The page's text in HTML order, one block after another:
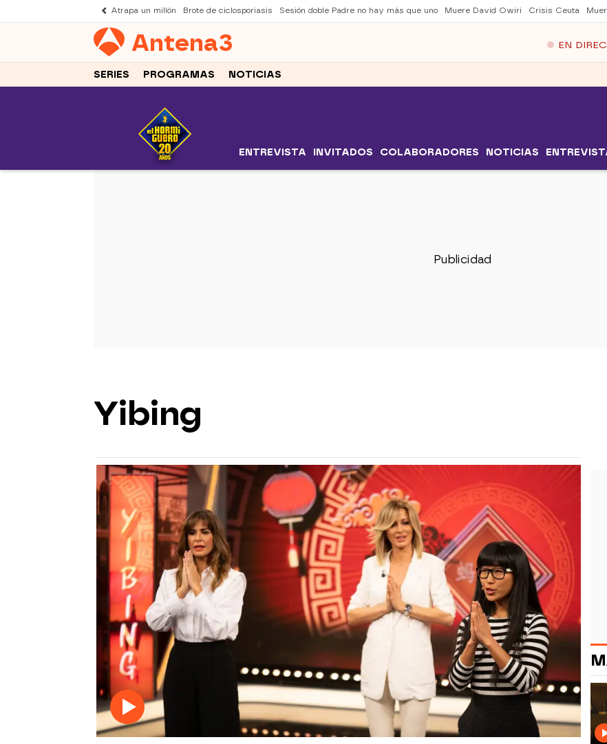
Atrapa un millón Brote de ciclosporiasis Sesión doble Padre no hay más que uno Muere David Owiri Crisis Ceuta
Antena3 EN
SERIES PROGRAMAS NOTICIAS
ENTREVISTA INVITADOS COLABORADORES NOTICIAS
Yibing